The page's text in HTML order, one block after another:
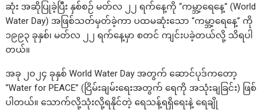
ဆုံး အဆိုပြုခဲ့ပြီး နှစ်စဉ် မတ်လ ၂၂ ရက်နေ့ကို “ကမ္ဘာ့ရေနေ့” (World
Water Day) အဖြစ်သတ်မှတ်ခဲ့ကာ ပထမဆုံးသော “ကမ္ဘာ့ရေနေ့” ကို
၁၉၉၃ ခုနှစ်၊ မတ်လ ၂၂ ရက်နေ့မှာ စတင် ကျင်းပခဲ့တယ်လို့ သိရပါ
တယ်။
အခု ၂၀၂၄ ခုနှစ် World Water Day အတွက် ဆောင်ပုဒ်ကတော့
“Water for PEACE” (ငြိမ်းချမ်းရေးအတွက် ရေကို အသုံးချခြင်း) ဖြစ်
ပါတယ်။ သောက်လို့သုံးလို့ရနိုင်တဲ့ ရေသန့်ရရှိရေးနဲ့ ရေချို